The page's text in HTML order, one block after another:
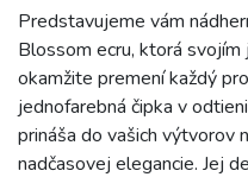
Predstavujeme vám
Blossom ecru, ktorá
okamžite premení každý
jednofarebná čipka v
prináša do vašich výtvorov
nadčasovej elegancie. Jej